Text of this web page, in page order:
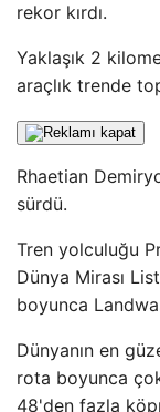
rekor kırdı.
Yaklaşık 2
araçlık trende
Rhaetian
sürdü.
Tren yolculuğu
Dünya Mirası
boyunca
Dünyanın en
rota boyunca
48'den fazla